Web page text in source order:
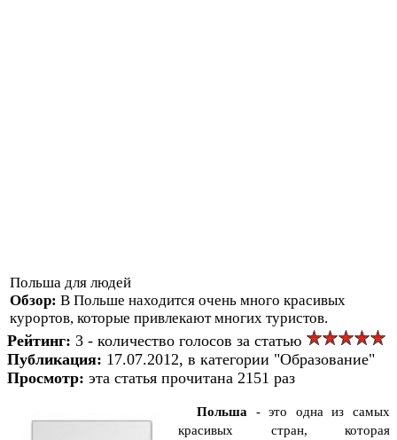
Польша для людей
Обзор: В Польше находится очень много красивых
курортов, которые привлекают многих туристов.
Рейтинг: 3 - количество голосов за статью
Публикация: 17.07.2012, в категории "Образование"
Просмотр: эта статья прочитана 2151 раз
Польша - это одна из самых
красивых стран, которая